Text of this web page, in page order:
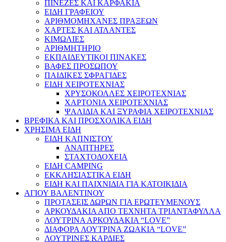
ΠΙΝΕΖΕΣ ΚΑΙ ΚΑΡΦΑΚΙΑ
ΕΙΔΗ ΓΡΑΦΕΙΟΥ
ΑΡΙΘΜΟΜΗΧΑΝΕΣ ΠΡΑΞΕΩΝ
ΧΑΡΤΕΣ ΚΑΙ ΑΤΛΑΝΤΕΣ
ΚΙΜΩΛΙΕΣ
ΑΡΙΘΜΗΤΗΡΙΟ
ΕΚΠΑΙΔΕΥΤΙΚΟΙ ΠΙΝΑΚΕΣ
ΒΑΦΕΣ ΠΡΟΣΩΠΟΥ
ΠΑΙΔΙΚΕΣ ΣΦΡΑΓΙΔΕΣ
ΕΙΔΗ ΧΕΙΡΟΤΕΧΝΙΑΣ
ΧΡΥΣΟΚΟΛΛΕΣ ΧΕΙΡΟΤΕΧΝΙΑΣ
ΧΑΡΤΟΝΙΑ ΧΕΙΡΟΤΕΧΝΙΑΣ
ΨΑΛΙΔΙΑ ΚΑΙ ΞΥΡΑΦΙΑ ΧΕΙΡΟΤΕΧΝΙΑΣ
ΒΡΕΦΙΚΑ ΚΑΙ ΠΡΟΣΧΟΛΙΚΑ ΕΙΔΗ
ΧΡΗΣΙΜΑ ΕΙΔΗ
ΕΙΔΗ ΚΑΠΝΙΣΤΟΥ
ΑΝΑΠΤΗΡΕΣ
ΣΤΑΧΤΟΔΟΧΕΙΑ
ΕΙΔΗ CAMPING
ΕΚΚΛΗΣΙΑΣΤΙΚΑ ΕΙΔΗ
ΕΙΔΗ ΚΑΙ ΠΑΙΧΝΙΔΙΑ ΓΙΑ ΚΑΤΟΙΚΙΔΙΑ
ΑΓΙΟΥ ΒΑΛΕΝΤΙΝΟΥ
ΠΡΟΤΑΣΕΙΣ ΔΩΡΩΝ ΓΙΑ ΕΡΩΤΕΥΜΕΝΟΥΣ
ΑΡΚΟΥΔΑΚΙΑ ΑΠΟ ΤΕΧΝΗΤΑ ΤΡΙΑΝΤΑΦΥΛΛΑ
ΛΟΥΤΡΙΝΑ ΑΡΚΟΥΔΑΚΙΑ “LOVE”
ΔΙΑΦΟΡΑ ΛΟΥΤΡΙΝΑ ΖΩΑΚΙΑ “LOVE”
ΛΟΥΤΡΙΝΕΣ ΚΑΡΔΙΕΣ